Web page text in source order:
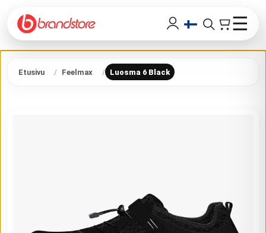
☰
Etusivu Feelmax Luosma 6 Black